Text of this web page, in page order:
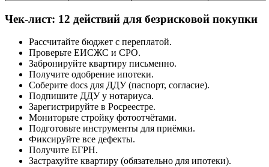
Чек-лист: 12 действий для безрисковой покупки
Рассчитайте бюджет с переплатой.
Проверьте ЕИСЖС и СРО.
Забронируйте квартиру письменно.
Получите одобрение ипотеки.
Соберите docs для ДДУ (паспорт, согласие).
Подпишите ДДУ у нотариуса.
Зарегистрируйте в Росреестре.
Мониторьте стройку фотоотчётами.
Подготовьте инструменты для приёмки.
Фиксируйте все дефекты.
Получите ЕГРН.
Застрахуйте квартиру (обязательно для ипотеки).